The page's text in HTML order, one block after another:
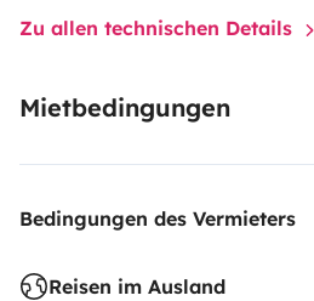
configuration choisie! Points
Zu allen technischen Details
Mietbedingungen
Bedingungen des Vermieters
Reisen im Ausland